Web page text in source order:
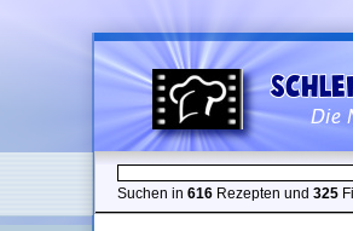
Suchen in 616 Rezepten und 325